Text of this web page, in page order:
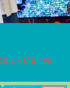
はしゃげる「VS